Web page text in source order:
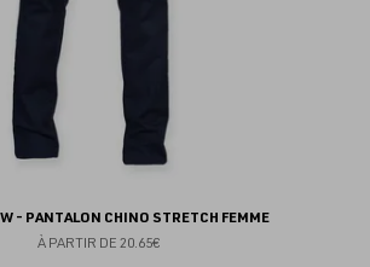
- PANTALON CHINO STRETCH FEMME
À PARTIR DE 20.65€